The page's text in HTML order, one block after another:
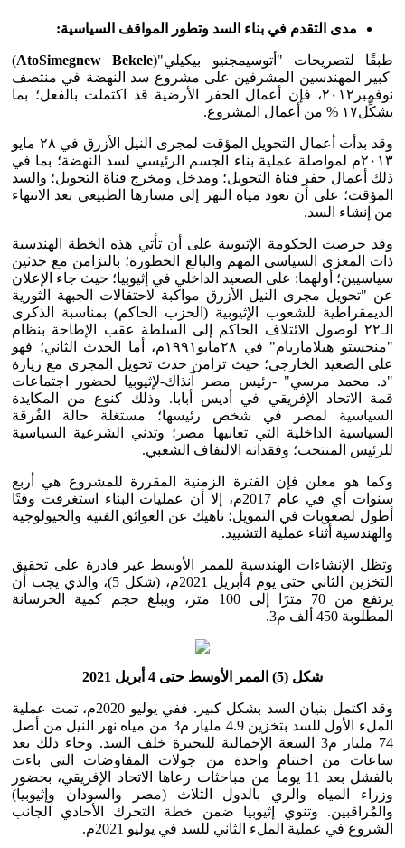
مدى التقدم في بناء السد وتطور المواقف السياسية:
طبقًا لتصريحات "أتوسيمجنيو بيكيلي"(AtoSimegnew Bekele
)
كبير المهندسين المشرفين على مشروع سد النهضة في منتصف
نوفمبر٢٠١٢، فإن أعمال الحفر الأرضية قد اكتملت بالفعل؛ بما
يشكِّل١٧ % من أعمال المشروع.
وقد بدأت أعمال التحويل المؤقت لمجرى النيل الأزرق في ٢٨ مايو
٢٠١٣م لمواصلة عملية بناء الجسم الرئيسي لسد النهضة؛ بما في
ذلك أعمال حفر قناة التحويل؛ ومدخل ومخرج قناة التحويل؛ والسد
المؤقت؛ على أن تعود مياه النهر إلى مسارها الطبيعي بعد الانتهاء
من إنشاء السد.
وقد حرصت الحكومة الإثيوبية على أن تأتي هذه الخطة الهندسية
ذات المغزى السياسي المهم والبالغ الخطورة؛ بالتزامن مع حدثين
سياسيين؛ أولهما: على الصعيد الداخلي في إثيوبيا؛ حيث جاء الإعلان
عن "تحويل مجرى النيل الأزرق مواكبة لاحتفالات الجبهة الثورية
الديمقراطية للشعوب الإثيوبية (الحزب الحاكم) بمناسبة الذكرى
الـ٢٢ لوصول الائتلاف الحاكم إلى السلطة عقب الإطاحة بنظام
"منجستو هيلاماريام" في ٢٨مايو١٩٩١م، أما الحدث الثاني؛ فهو
على الصعيد الخارجي؛ حيث تزامن حدث تحويل المجرى مع زيارة
"د. محمد مرسي" -رئيس مصر آنذاك-لإثيوبيا لحضور اجتماعات
قمة الاتحاد الإفريقي في أديس أبابا. وذلك كنوع من المكايدة
السياسية لمصر في شخص رئيسها؛ مستغلة حالة الفُرقة
السياسية الداخلية التي تعانيها مصر؛ وتدني الشرعية السياسية
للرئيس المنتخب؛ وفقدانه الالتفاف الشعبي.
وكما هو معلن فإن الفترة الزمنية المقررة للمشروع هي أربع
سنوات أي في عام 2017م، إلا أن عمليات البناء استغرقت وقتًا
أطول لصعوبات في التمويل؛ ناهيك عن العوائق الفنية والجيولوجية
والهندسية أثناء عملية التشييد.
وتظل الإنشاءات الهندسية للممر الأوسط غير قادرة على تحقيق
التخزين الثاني حتى يوم 4أبريل 2021م، (شكل 5)، والذي يجب أن
يرتفع من 70 مترًا إلى 100 متر، ويبلغ حجم كمية الخرسانة
المطلوبة 450 ألف م3.
شكل (5) الممر الأوسط حتى 4 أبريل 2021
وقد اكتمل بنيان السد بشكل كبير. ففي يوليو 2020م، تمت عملية
الملء الأول للسد بتخزين 4.9 مليار م3 من مياه نهر النيل من أصل
74 مليار م3 السعة الإجمالية للبحيرة خلف السد. وجاء ذلك بعد
ساعات من اختتام واحدة من جولات المفاوضات التي باءت
بالفشل بعد 11 يوماً من مباحثات رعاها الاتحاد الإفريقي، بحضور
وزراء المياه والري بالدول الثلاث (مصر والسودان وإثيوبيا)
والمُراقبين. وتنوي إثيوبيا ضمن خطة التحرك الأحادي الجانب
الشروع في عملية الملء الثاني للسد في يوليو 2021م.